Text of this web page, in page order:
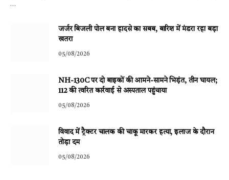
…
जर्जर बिजली पोल बना हादसे का सबब, बारिश में मंडरा रहा बड़ा
खतरा
05/08/2026
NH-130C पर दो बाइकों की आमने-सामने भिड़ंत, तीन घायल;
112 की त्वरित कार्रवाई से अस्पताल पहुंचाया
05/08/2026
विवाद में ट्रैक्टर चालक की चाकू मारकर हत्या, इलाज के दौरान
तोड़ा दम
05/08/2026